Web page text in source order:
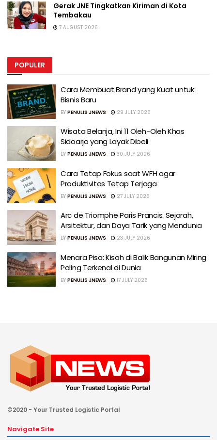
Gerak JNE Tingkatkan Kiriman di Kota
Tembakau
7 AUGUST 2026
POPULER
Cara Membuat Brand yang Kuat untuk
Bisnis Baru
BY PENULIS JNEWS 29 JULY 2026
Wisata Belanja, Ini 11 Oleh-Oleh Khas
Sidoarjo yang Layak Dibeli
BY PENULIS JNEWS 30 JULY 2026
Cara Tetap Fokus saat WFH agar
Produktivitas Tetap Terjaga
BY PENULIS JNEWS 27 JULY 2026
Arc de Triomphe Paris Prancis: Sejarah,
Arsitektur, dan Daya Tarik yang Mendunia
BY PENULIS JNEWS 23 JULY 2026
Menara Pisa: Kisah di Balik Bangunan Miring
Paling Terkenal di Dunia
BY PENULIS JNEWS 17 JULY 2026
©2020 - Your Trusted Logistic Portal
Navigate Site